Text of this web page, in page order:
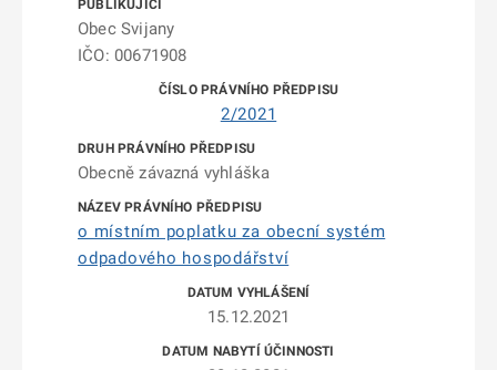
Obec Svijany
IČO: 00671908
2/2021
Obecně závazná vyhláška
o místním poplatku za obecní systém
odpadového hospodářství
15.12.2021